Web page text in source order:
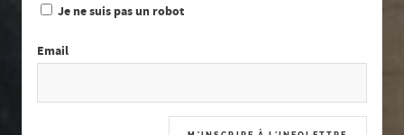
Je ne suis pas un robot
Email